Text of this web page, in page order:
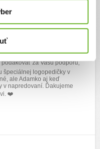
poďakovať za Vašu podporu,
špeciálnej logopedičky v
ale Adamko aj keď
v napredovaní. Ďakujeme
❤️